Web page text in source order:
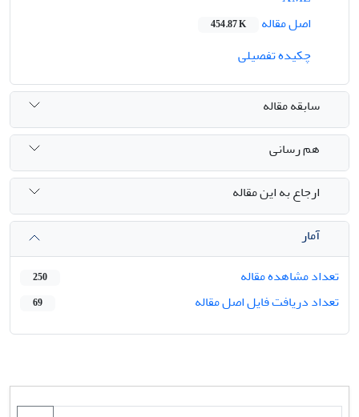
اصل مقاله
454.87 K
چکیده تفصیلی
سابقه مقاله
هم رسانی
ارجاع به این مقاله
آمار
تعداد مشاهده مقاله
250
تعداد دریافت فایل اصل مقاله 69